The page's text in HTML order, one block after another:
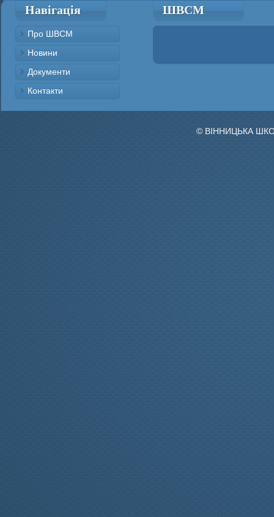
Навігація
Про ШВСМ
Новини
Документи
Контакти
ШВСМ
© ВІННИЦЬКА